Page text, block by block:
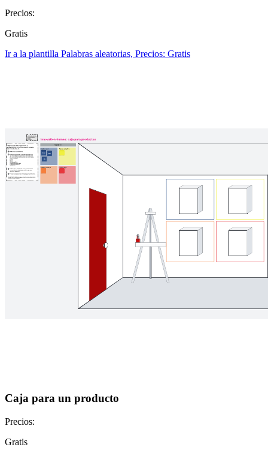
Precios:
Gratis
Ir a la plantilla Palabras aleatorias, Precios: Gratis
Caja para un producto
Precios:
Gratis